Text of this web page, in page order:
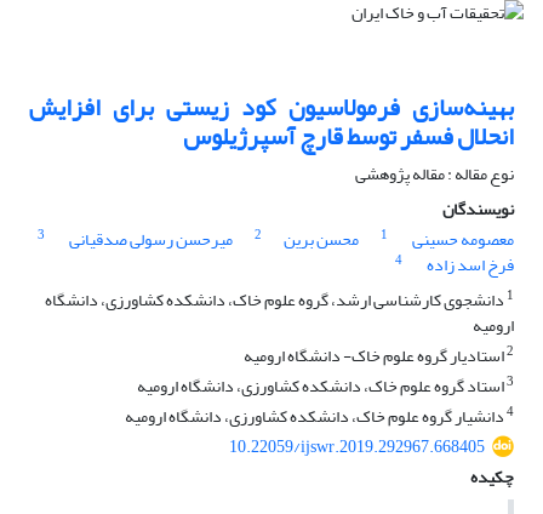
بهینه‌سازی فرمولاسیون کود زیستی برای افزایش
انحلال فسفر توسط قارچ آسپرژیلوس
نوع مقاله : مقاله پژوهشی
نویسندگان
معصومه حسینی
1 محسن برین 2 میرحسن رسولی صدقیانی 3
فرخ اسد زاده
4
1 دانشجوی کارشناسی ارشد، گروه علوم خاک، دانشکده کشاورزی، دانشگاه
ارومیه
2استادیار گروه علوم خاک- دانشگاه ارومیه
3استاد گروه علوم خاک، دانشکده کشاورزی، دانشگاه ارومیه
4دانشیار گروه علوم خاک، دانشکده کشاورزی، دانشگاه ارومیه
10.22059/ijswr.2019.292967.668405
چکیده